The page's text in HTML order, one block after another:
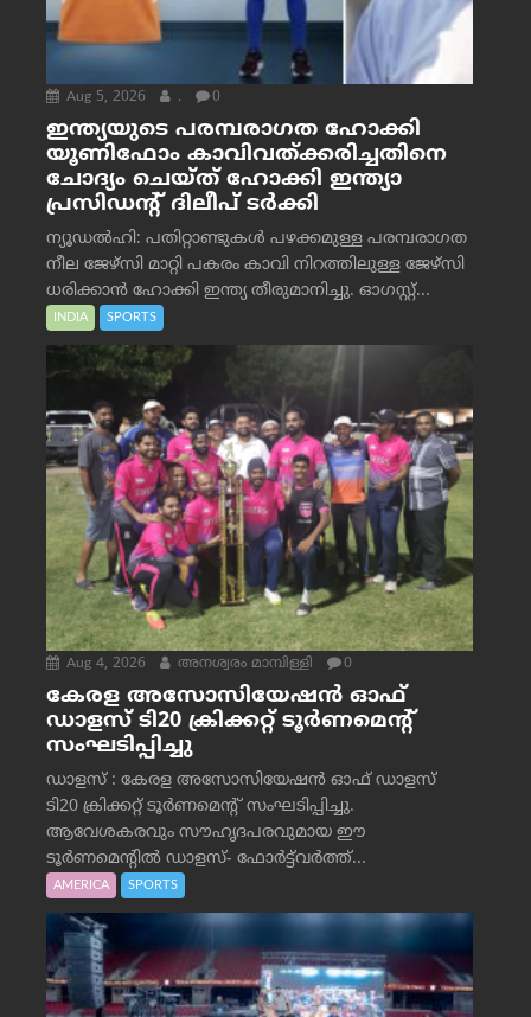
Aug 5, 2026 . 0
ഇന്ത്യയുടെ പരമ്പരാഗത ഹോക്കി
യൂണിഫോം കാവിവത്ക്കരിച്ചതിനെ
ചോദ്യം ചെയ്ത് ഹോക്കി ഇന്ത്യാ
പ്രസിഡന്റ് ദിലീപ് ടര്‍ക്കി
ന്യൂഡൽഹി: പതിറ്റാണ്ടുകൾ പഴക്കമുള്ള പരമ്പരാഗത
നീല ജേഴ്‌സി മാറ്റി പകരം കാവി നിറത്തിലുള്ള ജേഴ്‌സി
ധരിക്കാൻ ഹോക്കി ഇന്ത്യ തീരുമാനിച്ചു. ഓഗസ്റ്റ്...
INDIA SPORTS
Aug 4, 2026 അനശ്വരം മാമ്പിള്ളി 0
കേരള അസോസിയേഷൻ ഓഫ്
ഡാളസ് ടി20 ക്രിക്കറ്റ് ടൂർണമെന്റ്
സംഘടിപ്പിച്ചു
ഡാളസ് : കേരള അസോസിയേഷൻ ഓഫ് ഡാളസ്
ടി20 ക്രിക്കറ്റ് ടൂർണമെന്റ് സംഘടിപ്പിച്ചു.
ആവേശകരവും സൗഹൃദപരവുമായ ഈ
ടൂർണമെന്റിൽ ഡാളസ്- ഫോർട്ട്‌വര്‍ത്ത്...
AMERICA SPORTS